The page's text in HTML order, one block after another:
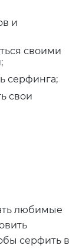
и
своими
серфинга;
свои
любимые
серфить в